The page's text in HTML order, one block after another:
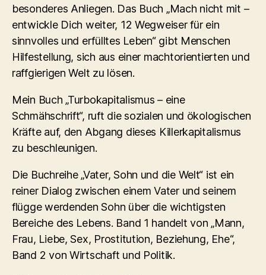
besonderes Anliegen. Das Buch „Mach nicht mit –
entwickle Dich weiter, 12 Wegweiser für ein
sinnvolles und erfülltes Leben“ gibt Menschen
Hilfestellung, sich aus einer machtorientierten und
raffgierigen Welt zu lösen.
Mein Buch „Turbokapitalismus – eine
Schmähschrift“, ruft die sozialen und ökologischen
Kräfte auf, den Abgang dieses Killerkapitalismus
zu beschleunigen.
Die Buchreihe „Vater, Sohn und die Welt“ ist ein
reiner Dialog zwischen einem Vater und seinem
flügge werdenden Sohn über die wichtigsten
Bereiche des Lebens. Band 1 handelt von „Mann,
Frau, Liebe, Sex, Prostitution, Beziehung, Ehe“,
Band 2 von Wirtschaft und Politik.